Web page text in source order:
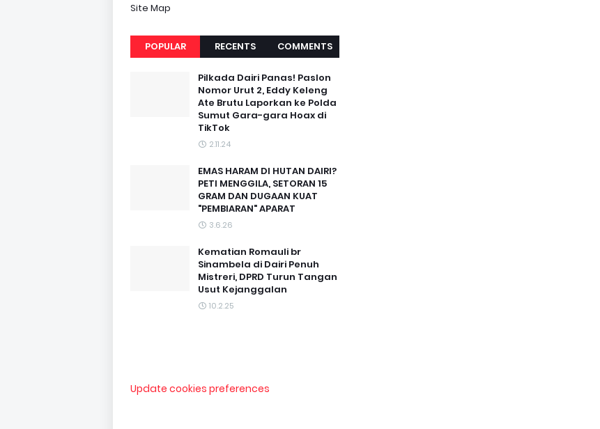
Site Map
POPULAR RECENTS COMMENTS
Pilkada Dairi Panas! Paslon
Nomor Urut 2, Eddy Keleng
Ate Brutu Laporkan ke Polda
Sumut Gara-gara Hoax di
TikTok
2.11.24
EMAS HARAM DI HUTAN DAIRI?
PETI MENGGILA, SETORAN 15
GRAM DAN DUGAAN KUAT
"PEMBIARAN" APARAT
3.6.26
Kematian Romauli br
Sinambela di Dairi Penuh
Mistreri, DPRD Turun Tangan
Usut Kejanggalan
10.2.25
Update cookies preferences